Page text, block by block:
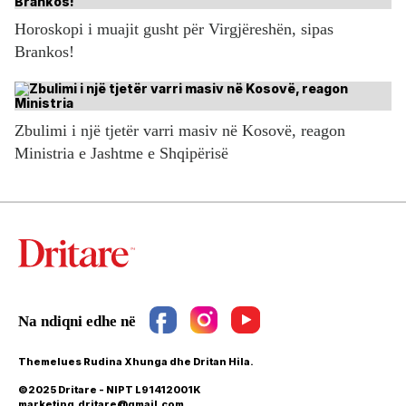
Horoskopi i muajit gusht për Virgjëreshën, sipas
Brankos!
Zbulimi i një tjetër varri masiv në Kosovë, reagon
Ministria e Jashtme e Shqipërisë
Themelues Rudina Xhunga dhe Dritan Hila.
©2025 Dritare - NIPT L91412001K